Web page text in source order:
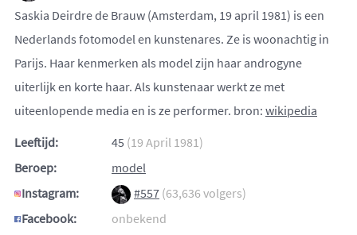
Saskia Deirdre de Brauw (Amsterdam, 19 april 1981) is een
Nederlands fotomodel en kunstenares. Ze is woonachtig in
Parijs. Haar kenmerken als model zijn haar androgyne
uiterlijk en korte haar. Als kunstenaar werkt ze met
uiteenlopende media en is ze performer. bron: wikipedia
Leeftijd:
45 (19 April 1981)
Beroep:
model
Instagram:
#557 (63,636 volgers)
Facebook:
onbekend